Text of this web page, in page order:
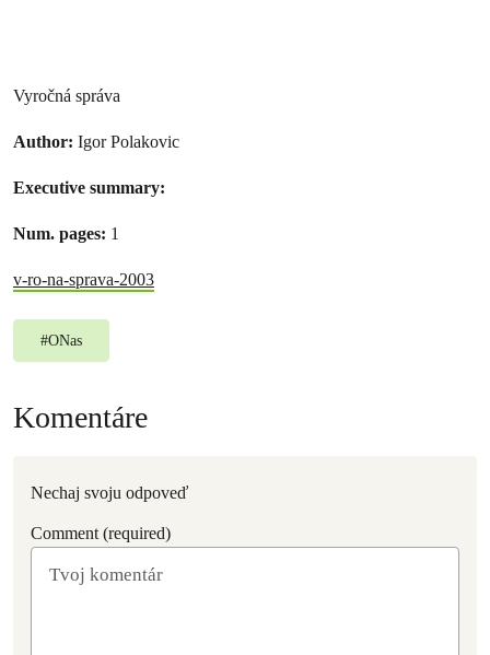
Vyročná správa
Author: Igor Polakovic
Executive summary:
Num. pages: 1
v-ro-na-sprava-2003
#ONas
Komentáre
Nechaj svoju odpoveď
Comment (required)